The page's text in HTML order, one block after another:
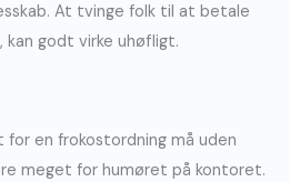
At tvinge folk til at betale
kan godt virke uhøfligt.
en frokostordning må uden
meget for humøret på kontoret.